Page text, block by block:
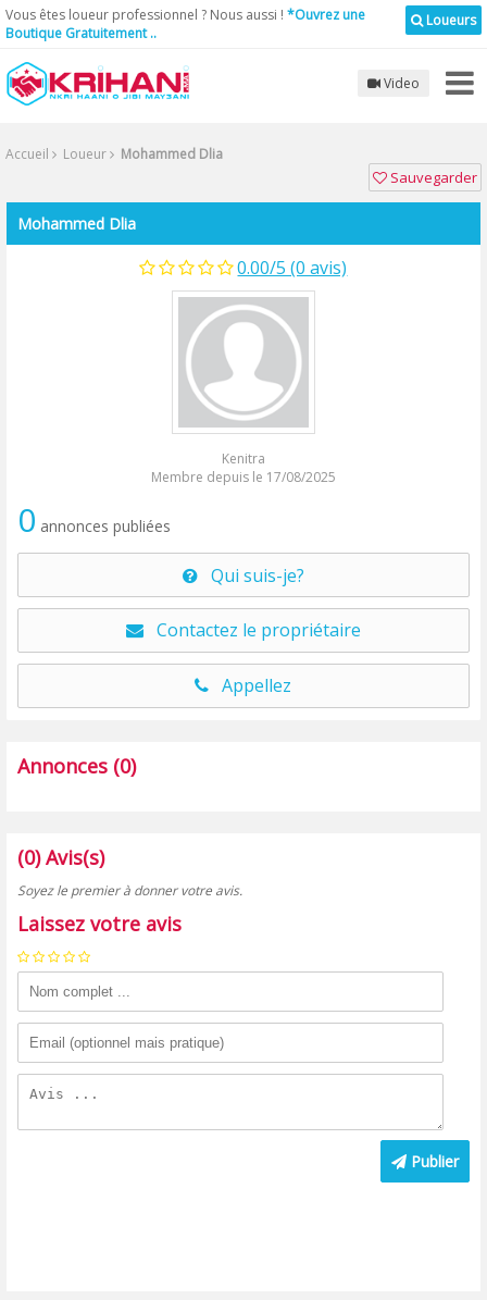
Loueurs
Vous êtes loueur professionnel ? Nous aussi ! *Ouvrez une
Boutique Gratuitement ..
Video
Accueil Loueur Mohammed Dlia
Sauvegarder
Mohammed Dlia
0.00/5 (0 avis)
Kenitra
Membre depuis le 17/08/2025
0 annonces publiées
Qui suis-je?
Contactez le propriétaire
Appellez
Annonces (0)
(0) Avis(s)
Soyez le premier à donner votre avis.
Laissez votre avis
Publier